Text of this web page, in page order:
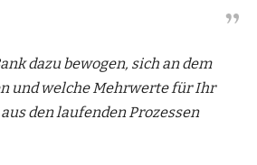
dazu bewogen, sich an dem
und welche Mehrwerte für Ihr
den laufenden Prozessen